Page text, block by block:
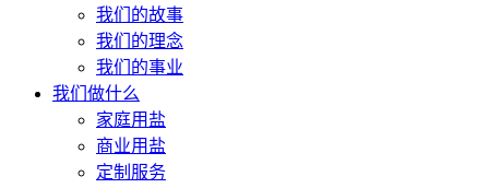
我们的故事
我们的理念
我们的事业
我们做什么
家庭用盐
商业用盐
定制服务